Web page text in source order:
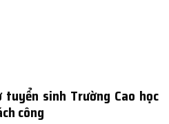
sinh Trường Cao học
công